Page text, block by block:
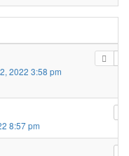
2022 3:58 pm
8:57 pm